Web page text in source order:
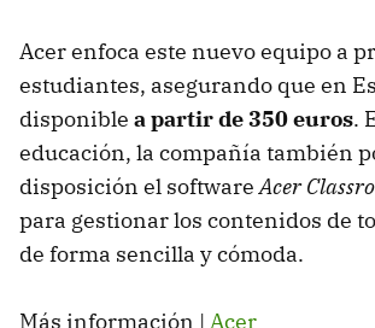
Acer enfoca este nuevo equipo a
estudiantes, asegurando que en
disponible a partir de 350 euros.
educación, la compañía también
disposición el softwareAcer
para gestionar los contenidos de
de forma sencilla y cómoda.
Más información | Acer